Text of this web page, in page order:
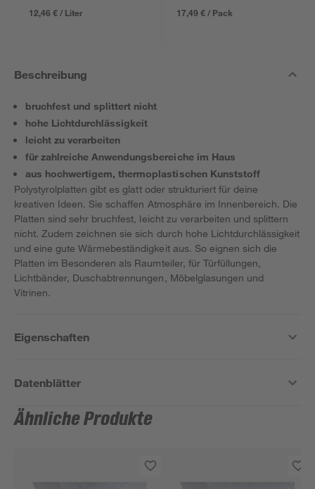
12,46 € / Liter
17,49 € / Pack
Beschreibung
bruchfest und splittert nicht
hohe Lichtdurchlässigkeit
leicht zu verarbeiten
für zahlreiche Anwendungsbereiche im Haus
aus hochwertigem, thermoplastischen Kunststoff
Polystyrolplatten gibt es glatt oder strukturiert für deine
kreativen Ideen. Sie schaffen Atmosphäre im Innenbereich. Die
Platten sind sehr bruchfest, leicht zu verarbeiten und splittern
nicht. Zudem zeichnen sie sich durch hohe Lichtdurchlässigkeit
und eine gute Wärmebeständigkeit aus. So eignen sich die
Platten im Besonderen als Raumteiler, für Türfüllungen,
Lichtbänder, Duschabtrennungen, Möbelglasungen und
Vitrinen.
Eigenschaften
Datenblätter
Ähnliche Produkte